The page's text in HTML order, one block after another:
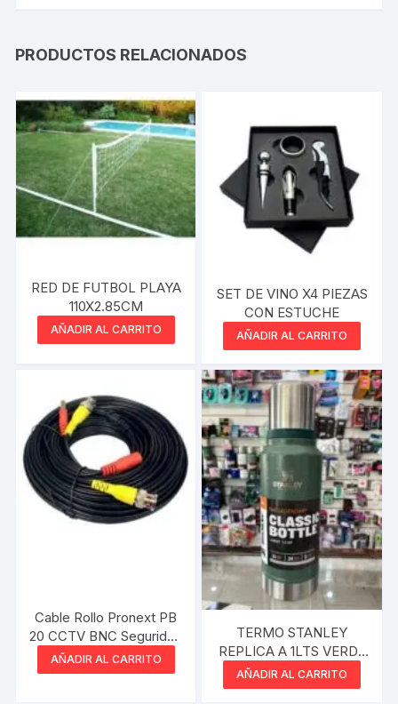
PRODUCTOS RELACIONADOS
RED DE FUTBOL PLAYA
110X2.85CM
AÑADIR AL CARRITO
SET DE VINO X4 PIEZAS
CON ESTUCHE
AÑADIR AL CARRITO
Cable Rollo Pronext PB
20 CCTV BNC Seguridad
20 mts
AÑADIR AL CARRITO
TERMO STANLEY
REPLICA A 1LTS VERDE
SIN MANIJA
AÑADIR AL CARRITO